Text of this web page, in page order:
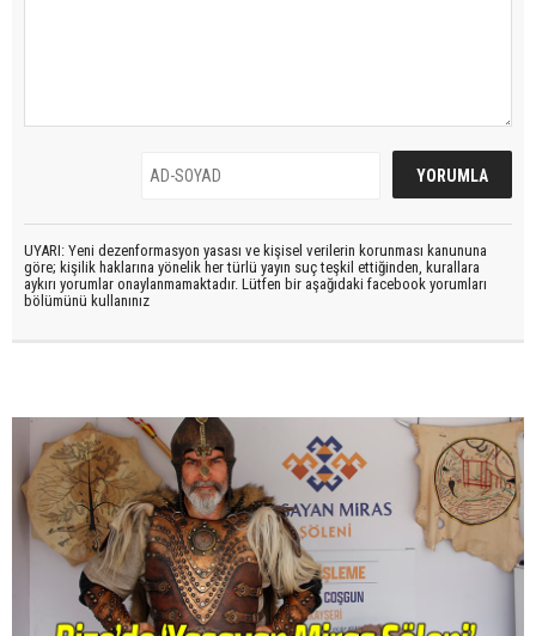
UYARI: Yeni dezenformasyon yasası ve kişisel verilerin korunması kanununa
göre; kişilik haklarına yönelik her türlü yayın suç teşkil ettiğinden, kurallara
aykırı yorumlar onaylanmamaktadır. Lütfen bir aşağıdaki facebook yorumları
bölümünü kullanınız